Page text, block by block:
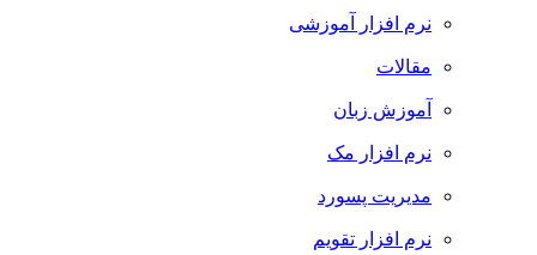
نرم افزار آموزشی
مقالات
آموزش زبان
نرم افزار مک
مدیریت پسورد
نرم افزار تقویم